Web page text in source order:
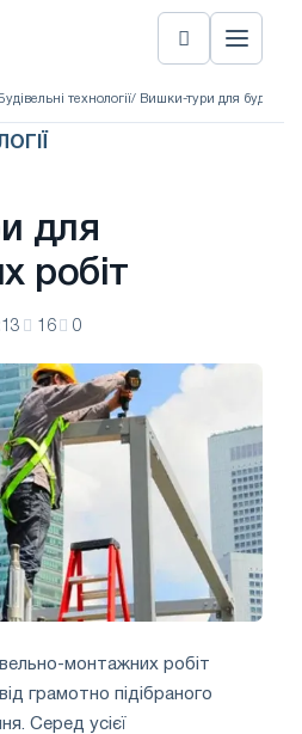
Будівельні технології/ Вишки-тури для
для
робіт
16 0
монтажних робіт
грамотно підібраного
Серед усієї